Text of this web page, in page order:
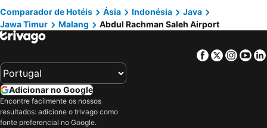
Dyandra Convention Center
Grand City Convention Center
Nganjuk
Kertosono
Pantai Popoh
Talang Siring
Ketapang Harbour
Pulau Menjangan
Comparador de Hotéis Ásia Indonésia
Java
Jawa Timur
Malang Abdul Rachman Saleh Airport
Facebook
Twitter
Adicionar no Google
Encontre facilmente os nossos
resultados: adicione o trivago como
fonte preferencial no Google.